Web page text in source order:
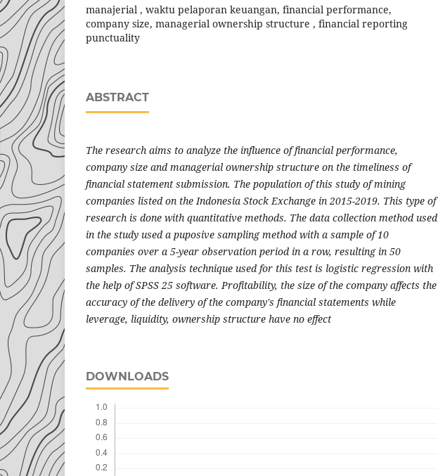
manajerial , waktu pelaporan keuangan, financial performance,
company size, managerial ownership structure , financial reporting
punctuality
ABSTRACT
The research aims to analyze the influence of financial performance,
company size and managerial ownership structure on the timeliness of
financial statement submission. The population of this study of mining
companies listed on the Indonesia Stock Exchange in 2015-2019. This type of
research is done with quantitative methods. The data collection method used
in the study used a puposive sampling method with a sample of 10
companies over a 5-year observation period in a row, resulting in 50
samples. The analysis technique used for this test is logistic regression with
the help of SPSS 25 software. Profitability, the size of the company affects the
accuracy of the delivery of the company's financial statements while
leverage, liquidity, ownership structure have no effect
DOWNLOADS